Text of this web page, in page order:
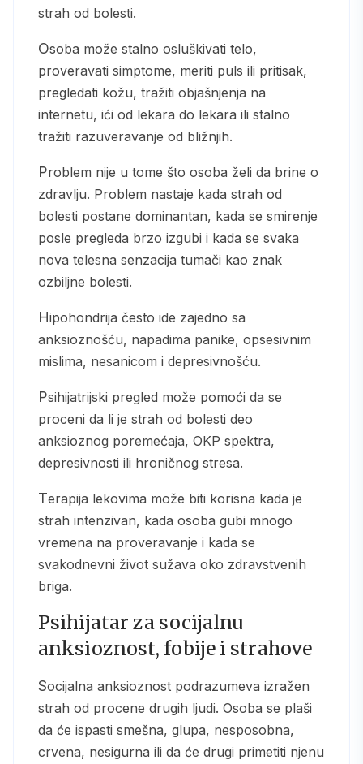
strah od bolesti.
Osoba može stalno osluškivati telo,
proveravati simptome, meriti puls ili pritisak,
pregledati kožu, tražiti objašnjenja na
internetu, ići od lekara do lekara ili stalno
tražiti razuveravanje od bližnjih.
Problem nije u tome što osoba želi da brine o
zdravlju. Problem nastaje kada strah od
bolesti postane dominantan, kada se smirenje
posle pregleda brzo izgubi i kada se svaka
nova telesna senzacija tumači kao znak
ozbiljne bolesti.
Hipohondrija često ide zajedno sa
anksioznošću, napadima panike, opsesivnim
mislima, nesanicom i depresivnošću.
Psihijatrijski pregled može pomoći da se
proceni da li je strah od bolesti deo
anksioznog poremećaja, OKP spektra,
depresivnosti ili hroničnog stresa.
Terapija lekovima može biti korisna kada je
strah intenzivan, kada osoba gubi mnogo
vremena na proveravanje i kada se
svakodnevni život sužava oko zdravstvenih
briga.
Psihijatar za socijalnu
anksioznost, fobije i strahove
Socijalna anksioznost podrazumeva izražen
strah od procene drugih ljudi. Osoba se plaši
da će ispasti smešna, glupa, nesposobna,
crvena, nesigurna ili da će drugi primetiti njenu